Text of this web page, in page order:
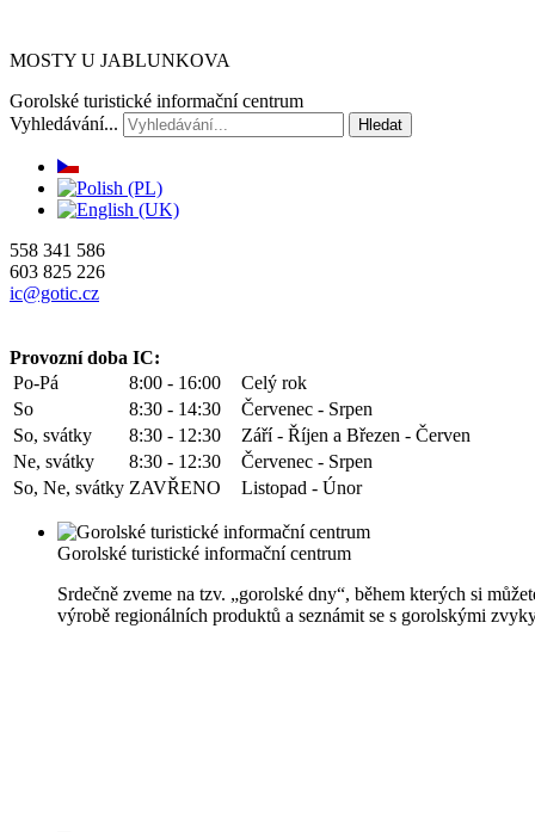
MOSTY U JABLUNKOVA
Gorolské turistické informační centrum
Vyhledávání...
Hledat
558 341 586
603 825 226
ic@gotic.cz
Provozní doba IC:
Po-Pá
8:00 - 16:00
Celý rok
So
8:30 - 14:30
Červenec - Srpen
So, svátky
8:30 - 12:30
Září - Říjen a Březen - Červen
Ne, svátky
8:30 - 12:30
Červenec - Srpen
So, Ne, svátky ZAVŘENO Listopad - Únor
Gorolské turistické informační centrum
Srdečně zveme na tzv. „gorolské dny“, během kterých si
výrobě regionálních produktů a seznámit se s gorolskými